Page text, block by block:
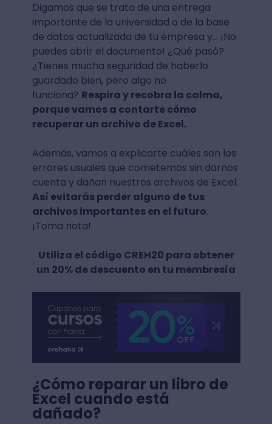
Digamos que se trata de una entrega
importante de la universidad o de la base
de datos actualizada de tu empresa y… ¡No
puedes abrir el documento! ¿Qué pasó?
¿Tienes mucha seguridad de haberlo
guardado bien, pero algo no
funciona? Respira y recobra la calma,
porque vamos a contarte cómo
recuperar un archivo de Excel.
Además, vamos a explicarte cuáles son los
errores usuales que cometemos sin darnos
cuenta y dañan nuestros archivos de Excel.
Así evitarás perder alguno de tus
archivos importantes en el futuro.
¡Toma nota!
Utiliza el código CREH20 para obtener
un 20% de descuento en tu membresía
¿Cómo reparar un libro de
Excel cuando está
dañado?